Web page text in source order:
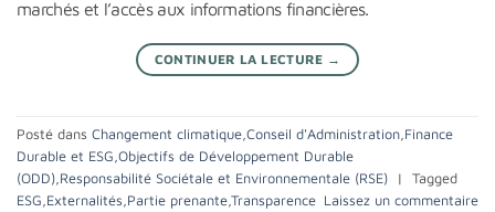
marchés et l’accès aux informations financières.
CONTINUER LA LECTURE →
Posté dans Changement climatique,Conseil d'Administration,Finance
Durable et ESG,Objectifs de Développement Durable
(ODD),Responsabilité Sociétale et Environnementale (RSE) |
Tagged
ESG,Externalités,Partie prenante,Transparence Laissez un commentaire